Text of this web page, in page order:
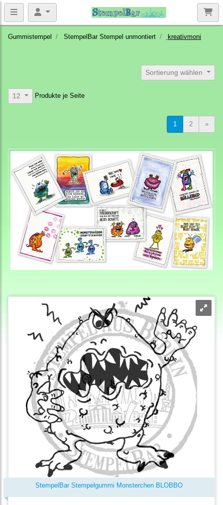
Gummistempel StempelBar Stempel unmontiert kreativmoni
Sortierung wählen
12 Produkte je Seite
1 2 »
StempelBar Stempelgummi Monsterchen BLOBBO